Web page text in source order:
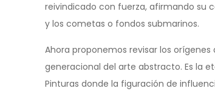
reivindicado con fuerza, afirmando su
y los cometas o fondos submarinos.
Ahora proponemos revisar los
generacional del arte abstracto. Es la
Pinturas donde la figuración de